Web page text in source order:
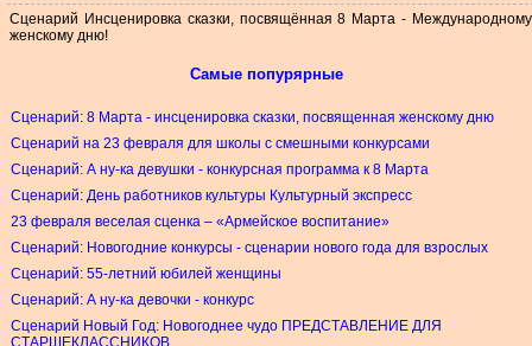
Сценарий Инсценировка сказки, посвящённая 8 Марта - Международному
женскому дню!
Самые попурярные
Сценарий: 8 Марта - инсценировка сказки, посвященная женскому дню
Сценарий на 23 февраля для школы с смешными конкурсами
Сценарий: А ну-ка девушки - конкурсная программа к 8 Марта
Сценарий: День работников культуры Культурный экспресс
23 февраля веселая сценка – «Армейское воспитание»
Сценарий: Новогодние конкурсы - сценарии нового года для взрослых
Сценарий: 55-летний юбилей женщины
Сценарий: А ну-ка девочки - конкурс
Сценарий Новый Год: Новогоднее чудо ПРЕДСТАВЛЕНИЕ ДЛЯ
СТАРШЕКЛАССНИКОВ